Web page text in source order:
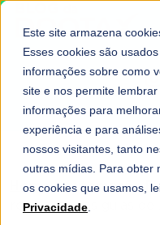
Este site armazena
Esses cookies são
informações sobre como
site e nos permite
informações para
experiência e para
nossos visitantes, tanto
outras mídias. Para obter
os cookies que usamos,
Privacidade
Fale conosco
Home-Automação
regularizar as guias